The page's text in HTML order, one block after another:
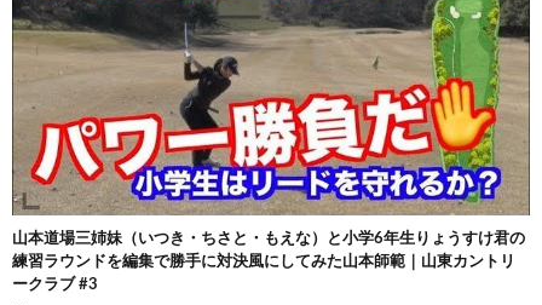
山本道場三姉妹（いつき・ちさと・もえな）と小学6年生りょうすけ君の
練習ラウンドを編集で勝手に対決風にしてみた山本師範｜山東カントリ
ークラブ #3